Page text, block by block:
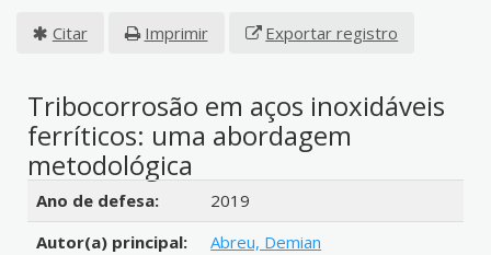
Citar Imprimir Exportar registro
Tribocorrosão em aços inoxidáveis
ferríticos: uma abordagem
metodológica
Detalhes bibliográficos
Ano de defesa:
2019
Autor(a) principal:
Abreu, Demian